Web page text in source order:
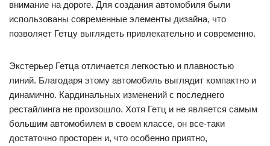
внимание на дороге. Для создания автомобиля были
использованы современные элементы дизайна, что
позволяет Гетцу выглядеть привлекательно и современно.
Экстерьер Гетца отличается легкостью и плавностью
линий. Благодаря этому автомобиль выглядит компактно и
динамично. Кардинальных изменений с последнего
рестайлинга не произошло. Хотя Гетц и не является самым
большим автомобилем в своем классе, он все-таки
достаточно просторен и, что особенно приятно,